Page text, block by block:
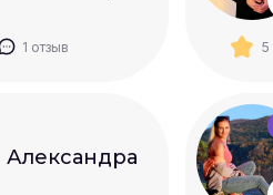
1 отзыв 5
Александра